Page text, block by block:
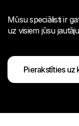
Mūsu speciālisti ir
uz visiem jūsu
Pierakstīties uz